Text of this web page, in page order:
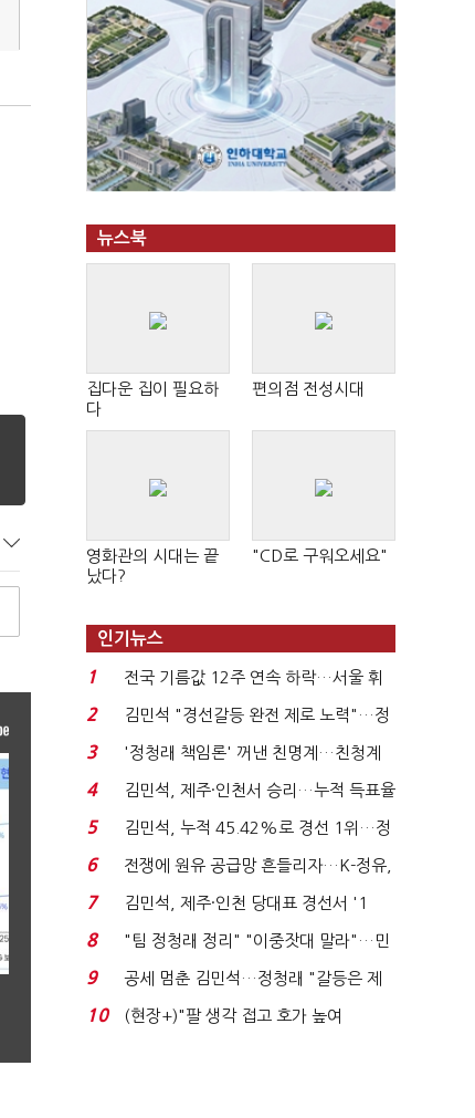
뉴스북
집다운 집이 필요하
다
편의점 전성시대
영화관의 시대는 끝
났다?
"CD로 구워오세요"
인기뉴스
1
전국 기름값 12주 연속 하락…서울 휘
발윳값 1909원...
2
김민석 "경선갈등 완전 제로 노력"…정
청래 "반명 공세 사...
3
'정청래 책임론' 꺼낸 친명계…친청계
는 추가투표 때리기...
4
김민석, 제주·인천서 승리…누적 득표율
'1위 탈환'(종합)...
5
김민석, 누적 45.42%로 경선 1위…정
청래와 격차 0.86%p(...
6
전쟁에 원유 공급망 흔들리자…K-정유,
에너지안보 핵심...
7
김민석, 제주·인천 당대표 경선서 '1
위'(1보)...
8
"팀 정청래 정리" "이중잣대 말라"…민
주 최고위원 계파 다...
9
공세 멈춘 김민석…정청래 "갈등은 제
가 수습"
10
(현장+)"팔 생각 접고 호가 높여